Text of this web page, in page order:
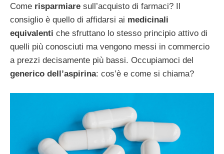
Come risparmiare sull’acquisto di farmaci? Il
consiglio è quello di affidarsi ai medicinali
equivalenti che sfruttano lo stesso principio attivo di
quelli più conosciuti ma vengono messi in commercio
a prezzi decisamente più bassi. Occupiamoci del
generico dell’aspirina: cos’è e come si chiama?